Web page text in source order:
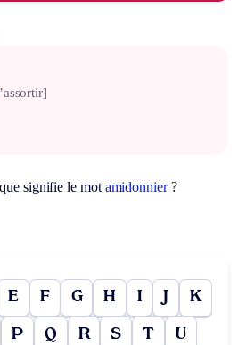
signifie le mot amidonnier?
E F G H I J K
P Q R S T U